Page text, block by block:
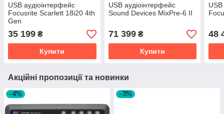
USB аудіоінтерфейс
Focusrite Scarlett 18i20 4th
Gen
35 199 ₴
Купити
USB аудіоінтерфейс
Sound Devices MixPre-6 II
71 399₴
Купити
USB
48
Акційні пропозиції та новинки
–4% –3%